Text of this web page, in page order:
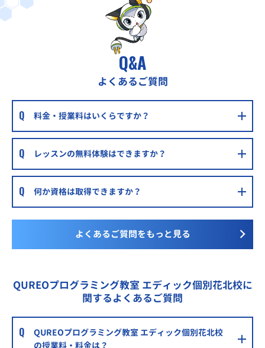
山陽電気鉄道本線 八家駅 徒歩10分
明光義塾飾磨構教室
アップ学習会姫路中央校
アップ学習会姫路城前校
大手前公園のすぐ南側。「イーグレひめじ」の隣です！
G-stアカデミー東山校
山陽電鉄本線 八家駅 徒歩6分
G-stアカデミー飾磨校
山陽電鉄本線 飾磨駅 徒歩5分
Q&A
よくあるご質問
料金・授業料はいくらですか？
レッスンの無料体験はできますか？
何か資格は取得できますか？
よくあるご質問をもっと見る
QUREOプログラミング教室 エディック個別花北校に
関するよくあるご質問
QUREOプログラミング教室 エディック個別花北校
の授業料・料金は？